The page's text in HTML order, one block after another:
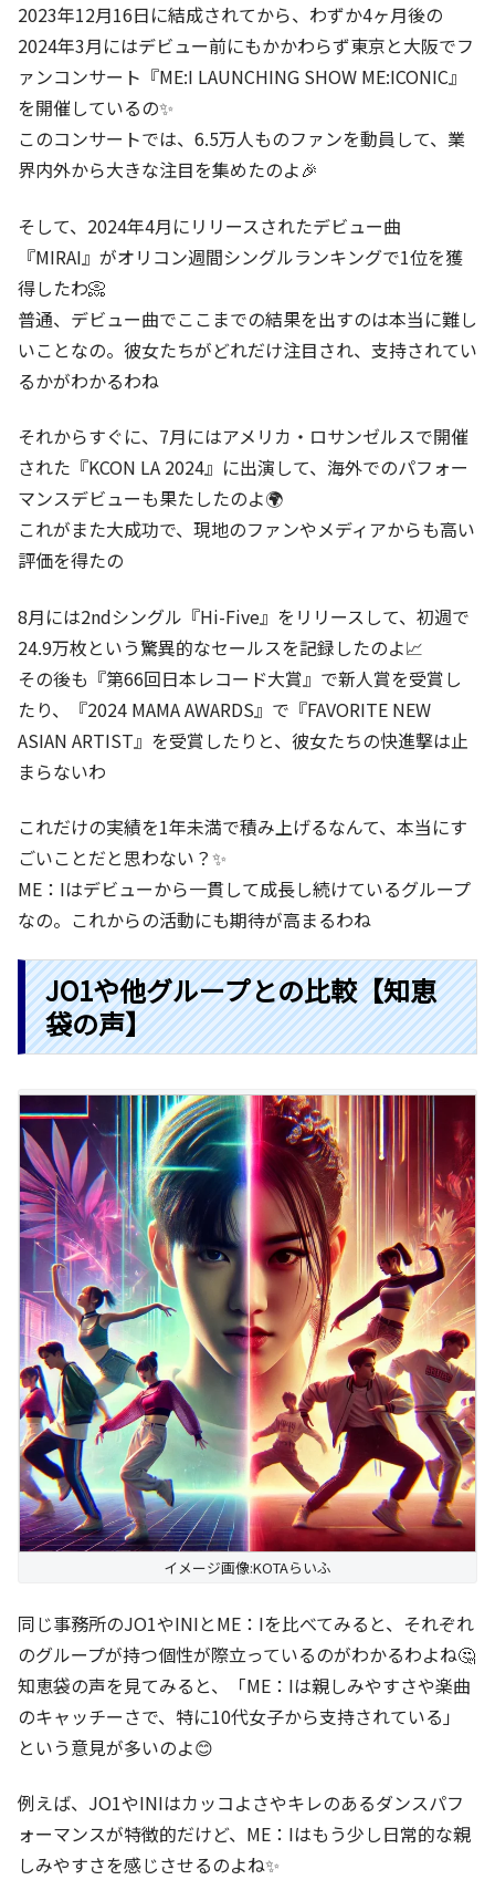
2023年12月16日に結成されてから、わずか4ヶ月後の
2024年3月にはデビュー前にもかかわらず東京と大阪でフ
ァンコンサート『ME:I LAUNCHING SHOW ME:ICONIC』
を開催しているの✨
このコンサートでは、6.5万人ものファンを動員して、業
界内外から大きな注目を集めたのよ🎉
そして、2024年4月にリリースされたデビュー曲
『MIRAI』がオリコン週間シングルランキングで1位を獲
得したわ📀
普通、デビュー曲でここまでの結果を出すのは本当に難し
いことなの。彼女たちがどれだけ注目され、支持されてい
るかがわかるわね
それからすぐに、7月にはアメリカ・ロサンゼルスで開催
された『KCON LA 2024』に出演して、海外でのパフォー
マンスデビューも果たしたのよ🌍
これがまた大成功で、現地のファンやメディアからも高い
評価を得たの
8月には2ndシングル『Hi-Five』をリリースして、初週で
24.9万枚という驚異的なセールスを記録したのよ📈
その後も『第66回日本レコード大賞』で新人賞を受賞し
たり、『2024 MAMA AWARDS』で『FAVORITE NEW
ASIAN ARTIST』を受賞したりと、彼女たちの快進撃は止
まらないわ
これだけの実績を1年未満で積み上げるなんて、本当にす
ごいことだと思わない？✨
ME：Iはデビューから一貫して成長し続けているグループ
なの。これからの活動にも期待が高まるわね
JO1や他グループとの比較【知恵
袋の声】
イメージ画像:KOTAらいふ
同じ事務所のJO1やINIとME：Iを比べてみると、それぞれ
のグループが持つ個性が際立っているのがわかるわよね🤔
知恵袋の声を見てみると、「ME：Iは親しみやすさや楽曲
のキャッチーさで、特に10代女子から支持されている」
という意見が多いのよ😊
例えば、JO1やINIはカッコよさやキレのあるダンスパフ
ォーマンスが特徴的だけど、ME：Iはもう少し日常的な親
しみやすさを感じさせるのよね✨